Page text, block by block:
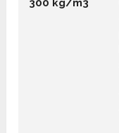
300 kg/m3